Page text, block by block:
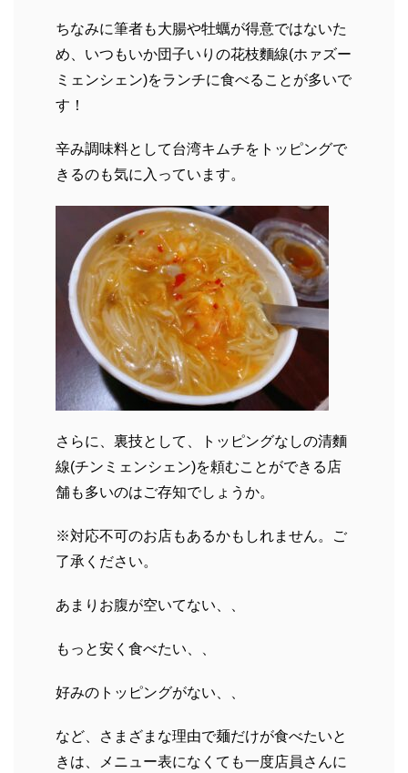
ちなみに筆者も大腸や牡蠣が得意ではないた
め、いつもいか団子いりの花枝麵線(ホァズー
ミェンシェン)をランチに食べることが多いで
す！
辛み調味料として台湾キムチをトッピングで
きるのも気に入っています。
さらに、裏技として、トッピングなしの清麵
線(チンミェンシェン)を頼むことができる店
舗も多いのはご存知でしょうか。
※対応不可のお店もあるかもしれません。ご
了承ください。
あまりお腹が空いてない、、
もっと安く食べたい、、
好みのトッピングがない、、
など、さまざまな理由で麺だけが食べたいと
きは、メニュー表になくても一度店員さんに